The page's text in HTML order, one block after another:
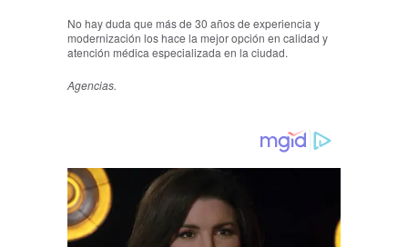
No hay duda que más de 30 años de experiencia y
modernización los hace la mejor opción en calidad y
atención médica especializada en la ciudad.
Agencias.